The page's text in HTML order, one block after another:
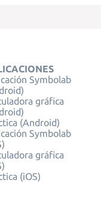
Symbolab
gráfica
(Android)
Symbolab
gráfica
(iOS)